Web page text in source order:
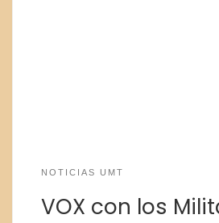
NOTICIAS UMT
VOX con los